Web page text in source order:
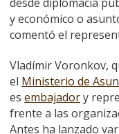
y económico o
comentó el
Vladímir Voronkov,
el Ministerio de
es embajadory
frente a las
Antes ha lanzado